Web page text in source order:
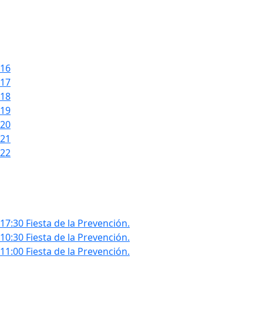
16
17
18
19
20
21
22
17:30 Fiesta de la Prevención.
10:30 Fiesta de la Prevención.
11:00 Fiesta de la Prevención.